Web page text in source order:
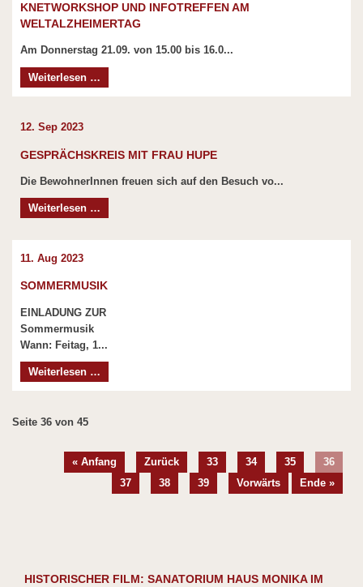
KNETWORKSHOP UND INFOTREFFEN AM
WELTALZHEIMERTAG
Am Donnerstag 21.09. von 15.00 bis 16.0...
Weiterlesen …
12. Sep 2023
GESPRÄCHSKREIS MIT FRAU HUPE
Die BewohnerInnen freuen sich auf den Besuch vo...
Weiterlesen …
11. Aug 2023
SOMMERMUSIK
EINLADUNG ZUR
Sommermusik
Wann: Feitag, 1...
Weiterlesen …
Seite 36 von 45
« Anfang Zurück 33 34 35
36
37
38 39 Vorwärts Ende »
HISTORISCHER FILM: SANATORIUM HAUS MONIKA IM